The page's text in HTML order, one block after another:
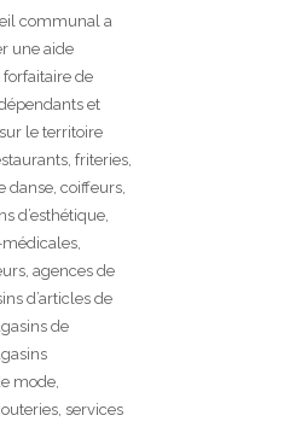
communal a
une aide
de
et
le territoire
friteries,
danse, coiffeurs,
d’esthétique,
agences de
d’articles de
de
mode,
services